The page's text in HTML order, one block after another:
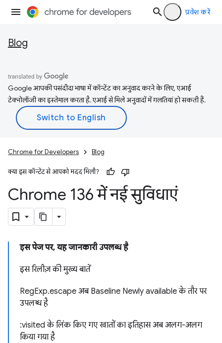
प्रवेश करें
Blog
Google आपकी पसंदीदा भाषा में कॉन्टेंट का अनुवाद करने के लिए, एआई
टेक्नोलॉजी का इस्तेमाल करता है. एआई से मिले अनुवादों में गलतियां हो सकती हैं.
Chrome for Developers Blog
क्या इस कॉन्टेंट से आपको मदद मिली?
Chrome 136 में नई सुविधाएं
इस पेज पर, यह जानकारी उपलब्ध है
इस रिलीज़ की मुख्य बातें
RegExp.escape अब Baseline Newly available के तौर पर
उपलब्ध है
:visited के लिंक किए गए खातों का इतिहास अब अलग-अलग
किया गया है